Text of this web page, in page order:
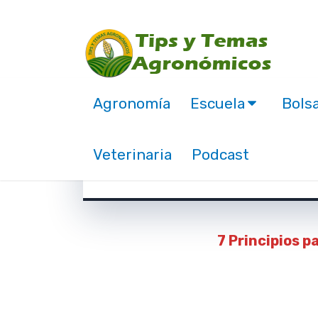
Agronomía Escuela
Veterinaria Podcast
mayo 21, 2019
7 Principios